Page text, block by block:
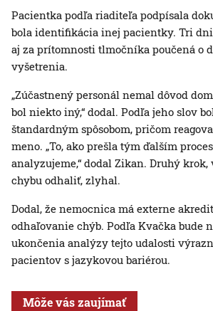
Pacientka podľa riaditeľa podpísala
bola identifikácia inej pacientky. Tri
aj za prítomnosti tlmočníka poučená o
vyšetrenia.
„Zúčastnený personál nemal dôvod
bol niekto iný,“ dodal. Podľa jeho slov
štandardným spôsobom, pričom
meno. „To, ako prešla tým ďalším
analyzujeme,“ dodal Zikan. Druhý
chybu odhaliť, zlyhal.
Dodal, že nemocnica má externe
odhaľovanie chýb. Podľa Kvačka bude
ukončenia analýzy tejto udalosti
pacientov s jazykovou bariérou.
Môže vás zaujímať